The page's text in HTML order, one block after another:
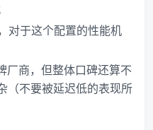
对于这个配置的性能机
商，但整体口碑还算不
（不要被延迟低的表现所